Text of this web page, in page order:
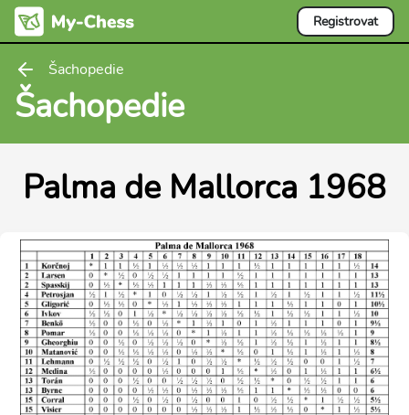
Registrovat
Šachopedie
Šachopedie
Palma de Mallorca 1968